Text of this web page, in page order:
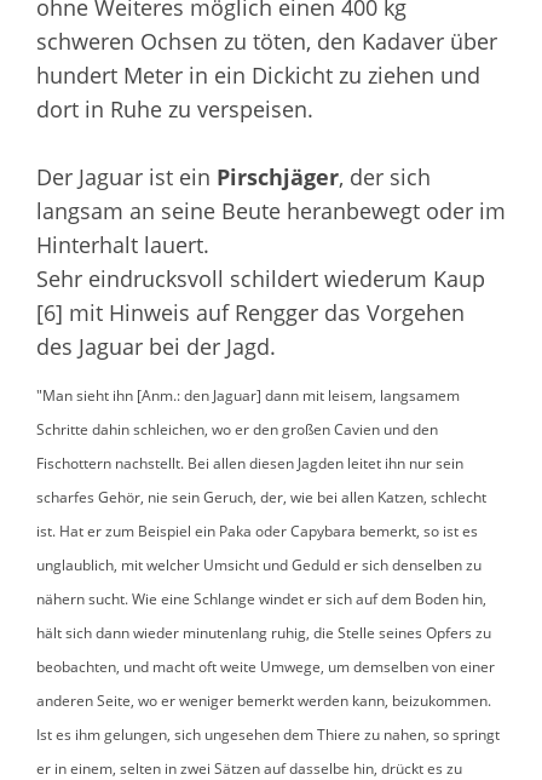
ohne Weiteres möglich einen 400 kg
schweren Ochsen zu töten, den Kadaver über
hundert Meter in ein Dickicht zu ziehen und
dort in Ruhe zu verspeisen.
Der Jaguar ist ein Pirschjäger, der sich
langsam an seine Beute heranbewegt oder im
Hinterhalt lauert.
Sehr eindrucksvoll schildert wiederum Kaup
[6] mit Hinweis auf Rengger das Vorgehen
des Jaguar bei der Jagd.
"Man sieht ihn [Anm.: den Jaguar] dann mit leisem, langsamem
Schritte dahin schleichen, wo er den großen Cavien und den
Fischottern nachstellt. Bei allen diesen Jagden leitet ihn nur sein
scharfes Gehör, nie sein Geruch, der, wie bei allen Katzen, schlecht
ist. Hat er zum Beispiel ein Paka oder Capybara bemerkt, so ist es
unglaublich, mit welcher Umsicht und Geduld er sich denselben zu
nähern sucht. Wie eine Schlange windet er sich auf dem Boden hin,
hält sich dann wieder minutenlang ruhig, die Stelle seines Opfers zu
beobachten, und macht oft weite Umwege, um demselben von einer
anderen Seite, wo er weniger bemerkt werden kann, beizukommen.
Ist es ihm gelungen, sich ungesehen dem Thiere zu nahen, so springt
er in einem, selten in zwei Sätzen auf dasselbe hin, drückt es zu